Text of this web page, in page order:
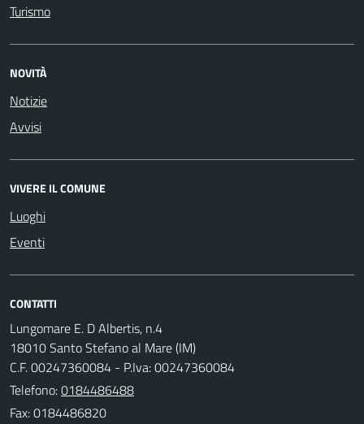
Turismo
NOVITÀ
Notizie
Avvisi
VIVERE IL COMUNE
Luoghi
Eventi
CONTATTI
Lungomare E. D Albertis, n.4
18010 Santo Stefano al Mare (IM)
C.F. 00247360084 - P.Iva: 00247360084
Telefono:0184486488
Fax: 0184486820